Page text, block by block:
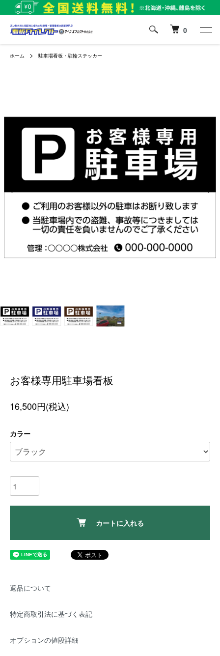
0
ホーム 駐車場看板・駐輪ステッカー
お客様専用駐車場看板
16,500円(税込)
カラー
カートに入れる
返品について
特定商取引法に基づく表記
オプションの値段詳細